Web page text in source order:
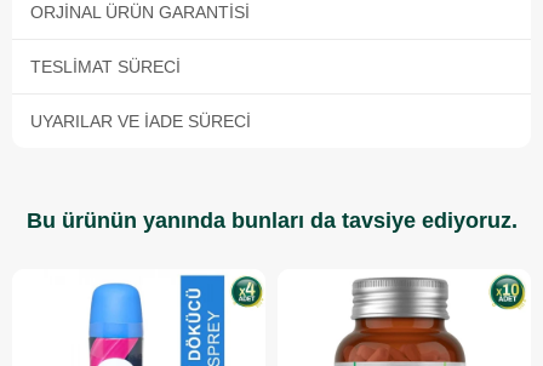
ORJINAL ÜRÜN GARANTISI
TESLIMAT SÜRECI
UYARILAR VE İADE SÜRECI
Bu ürünün yanında bunları da tavsiye ediyoruz.